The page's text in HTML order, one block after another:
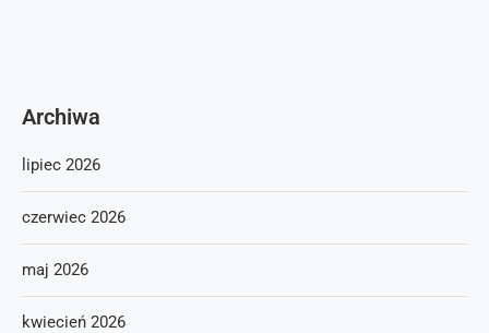
Archiwa
lipiec 2026
czerwiec 2026
maj 2026
kwiecień 2026